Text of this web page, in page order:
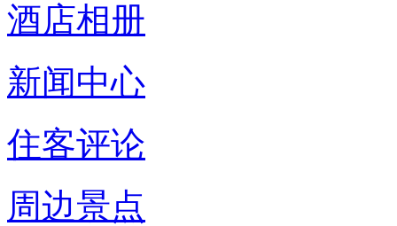
酒店相册
新闻中心
住客评论
周边景点